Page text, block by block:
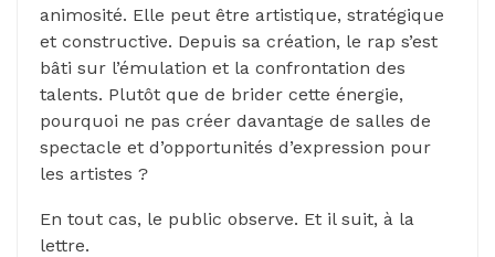
animosité. Elle peut être artistique, stratégique
et constructive. Depuis sa création, le rap s’est
bâti sur l’émulation et la confrontation des
talents. Plutôt que de brider cette énergie,
pourquoi ne pas créer davantage de salles de
spectacle et d’opportunités d’expression pour
les artistes ?
En tout cas, le public observe. Et il suit, à la
lettre.